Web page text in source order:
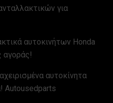
για
αυτοκινήτων Honda
αγοράς!
αυτοκίνητα
Autousedparts